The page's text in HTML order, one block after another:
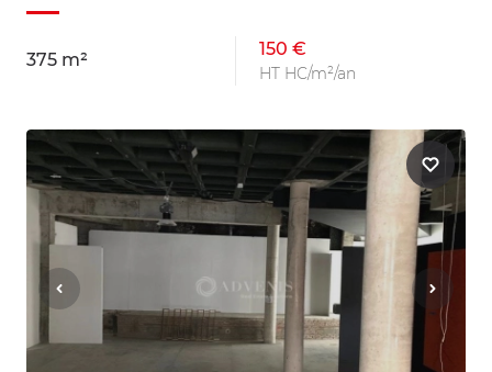
375 m²
150 €
HT HC/m²/an